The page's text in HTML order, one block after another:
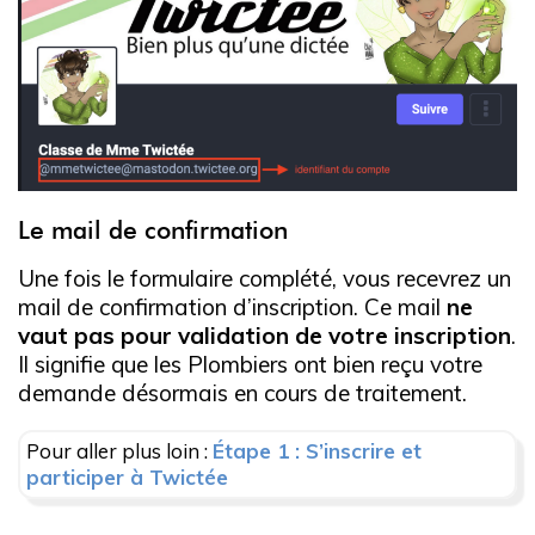
Le mail de confirmation
Une fois le formulaire complété, vous recevrez un
mail de confirmation d’inscription. Ce mail ne
vaut pas pour validation de votre inscription.
Il signifie que les Plombiers ont bien reçu votre
demande désormais en cours de traitement.
Pour aller plus loin : Étape 1 : S’inscrire et
participer à Twictée